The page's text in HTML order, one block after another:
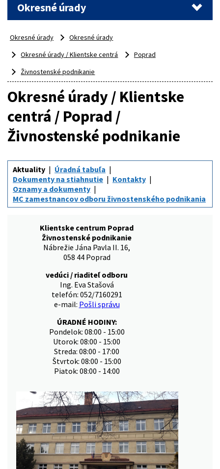
Okresné úrady
Okresné úrady
Okresné úrady
Okresné úrady / Klientske centrá
Poprad
Živnostenské podnikanie
Okresné úrady / Klientske
centrá / Poprad /
Živnostenské podnikanie
Aktuality
Úradná tabuľa
Dokumenty na stiahnutie
Kontakty
Oznamy a dokumenty
MC zamestnancov odboru živnostenského podnikania
Klientske centrum Poprad
Živnostenské podnikanie
Nábrežie Jána Pavla II. 16,
058 44 Poprad
vedúci / riaditeľ odboru
Ing. Eva Stašová
telefón: 052/7160291
e-mail: Pošli správu
ÚRADNÉ HODINY:
Pondelok: 08:00 - 15:00
Utorok: 08:00 - 15:00
Streda: 08:00 - 17:00
Štvrtok: 08:00 - 15:00
Piatok: 08:00 - 14:00